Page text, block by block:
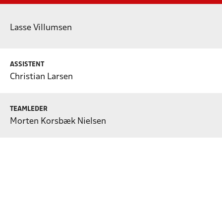
Lasse Villumsen
ASSISTENT
Christian Larsen
TEAMLEDER
Morten Korsbæk Nielsen